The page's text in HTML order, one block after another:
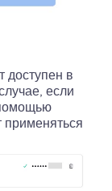
доступен в
если
применяться